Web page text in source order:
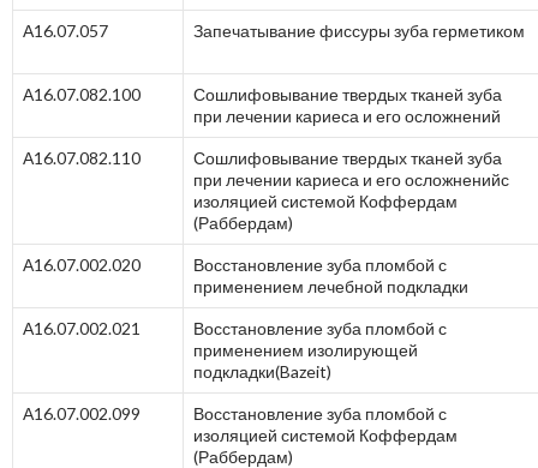
А16.07.057 Запечатывание фиссуры зуба герметиком
А16.07.082.100
Сошлифовывание твердых тканей зуба
при лечении кариеса и его осложнений
А16.07.082.110
Сошлифовывание твердых тканей зуба
при лечении кариеса и его осложненийс
изоляцией системой Коффердам
(Раббердам)
А16.07.002.020
Восстановление зуба пломбой с
применением лечебной подкладки
А16.07.002.021
Восстановление зуба пломбой с
применением изолирующей
подкладки(Bazeit)
А16.07.002.099
Восстановление зуба пломбой с
изоляцией системой Коффердам
(Раббердам)